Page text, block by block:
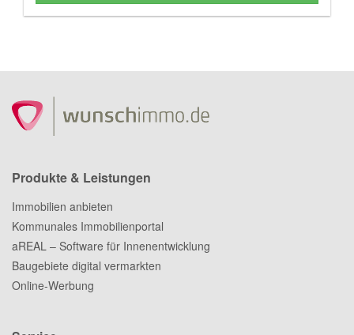
Produkte & Leistungen
Immobilien anbieten
Kommunales Immobilienportal
aREAL – Software für Innenentwicklung
Baugebiete digital vermarkten
Online-Werbung